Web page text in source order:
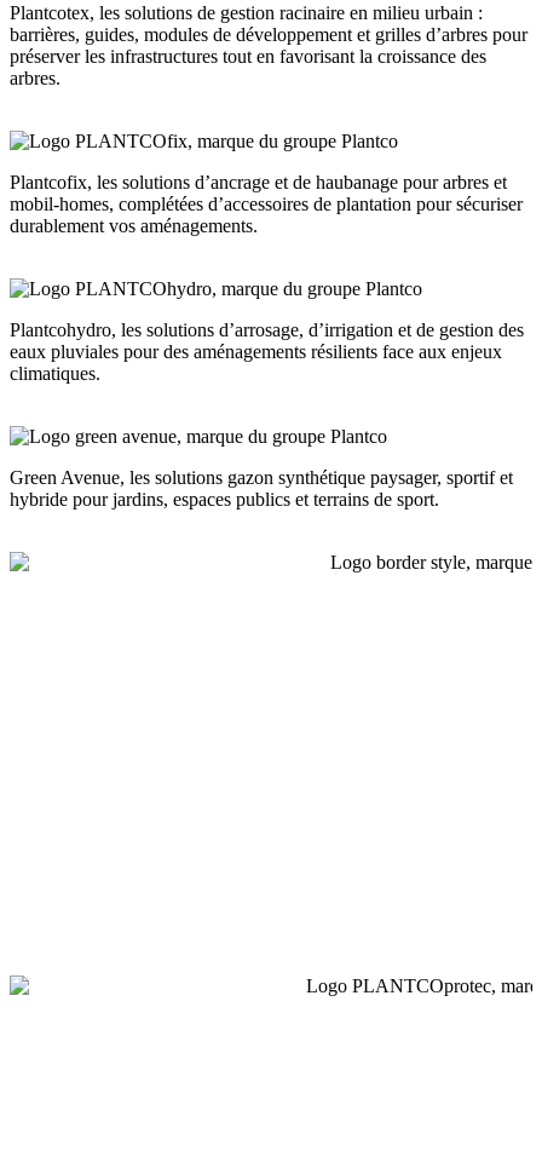
Plantcotex, les solutions de gestion racinaire en milieu urbain :
barrières, guides, modules de développement et grilles d’arbres pour
préserver les infrastructures tout en favorisant la croissance des
arbres.
Plantcofix, les solutions d’ancrage et de haubanage pour arbres et
mobil-homes, complétées d’accessoires de plantation pour sécuriser
durablement vos aménagements.
Plantcohydro, les solutions d’arrosage, d’irrigation et de gestion des
eaux pluviales pour des aménagements résilients face aux enjeux
climatiques.
Green Avenue, les solutions gazon synthétique paysager, sportif et
hybride pour jardins, espaces publics et terrains de sport.